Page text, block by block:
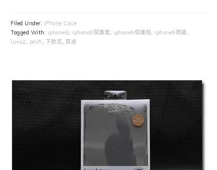
Filed Under: iPhone Case
Tagged With: iphone5 iphone5保護套 iphone5保護殼 iphone5周邊
luxa2
posh 下掀式 真皮